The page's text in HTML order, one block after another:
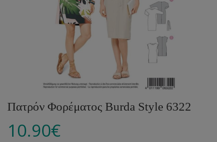
Πατρόν Φορέματος Burda Style 6322
10.90€